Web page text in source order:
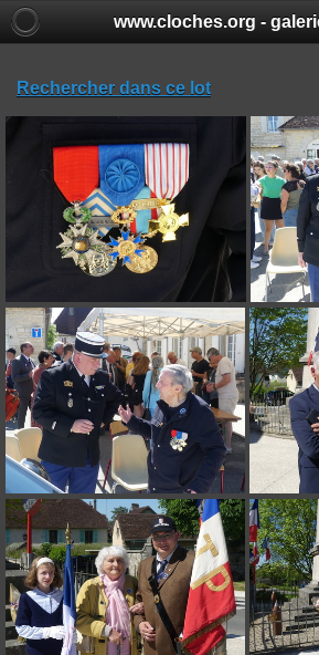
www.cloches.org -
Rechercher dans ce lot